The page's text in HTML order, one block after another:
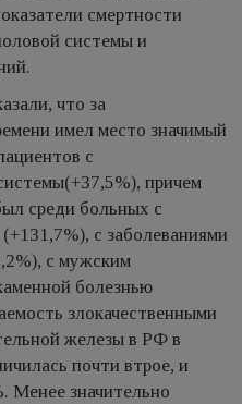
смертности
системы и
что за
имел место значимый
с
причем
среди больных с
с заболеваниями
с мужским
болезнью
злокачественными
железы в РФ в
почти втрое, и
Менее значительно